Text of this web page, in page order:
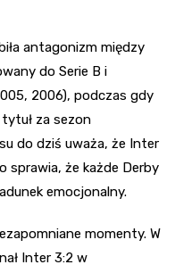
antagonizm między
do Serie B i
2006), podczas gdy
za sezon
do dziś uważa, że Inter
sprawia, że każde Derby
emocjonalny.
momenty. W
Inter 3:2 w